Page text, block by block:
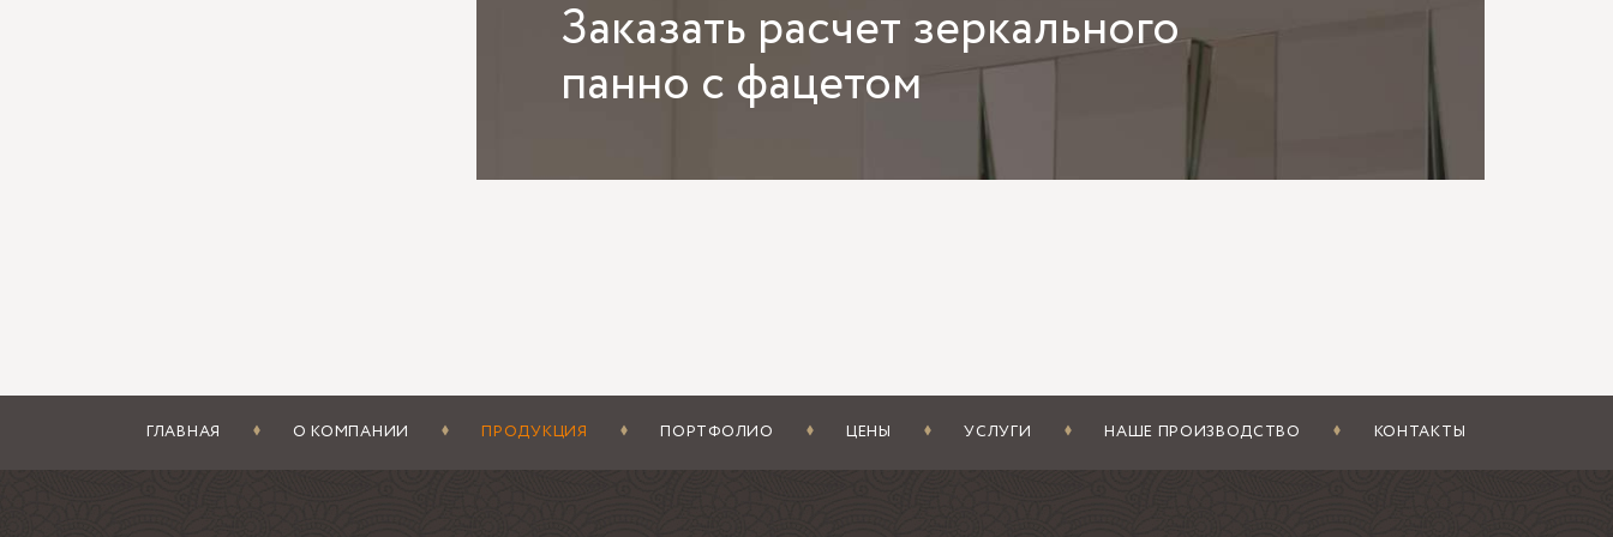
Клиенты часто хотят поставить панно напротив окна или рядом с бра, но не всегда учитывают угол света. Если
светильник расположен в 150–250 мм от зеркальной панели, фацет дает активный блик и рисунок становится
контрастнее. Это хорошо для акцентной стены в гостиной, но в зоне макияжа или у обеденной группы лучше мягкая
подсветка с рассеивателем. При монтаже над консолью, тумбой или изголовьем оставляют понятный отступ: обычно
120–200 мм, чтобы зеркало не выглядело случайной вставкой. Если рядом фасады мебели с выраженной фрезеровкой,
лучше выбирать более спокойную раскладку без мелкого деления.
ставят панно вплотную к столешнице или смесителю в мокрой зоне без нормального шва и герметизации.
Заказать расчет зеркального
панно с фацетом
ГЛАВНАЯ О КОМПАНИИ ПРОДУКЦИЯ ПОРТФОЛИО ЦЕНЫ УСЛУГИ НАШЕ ПРОИЗВОДСТВО КОНТАКТЫ